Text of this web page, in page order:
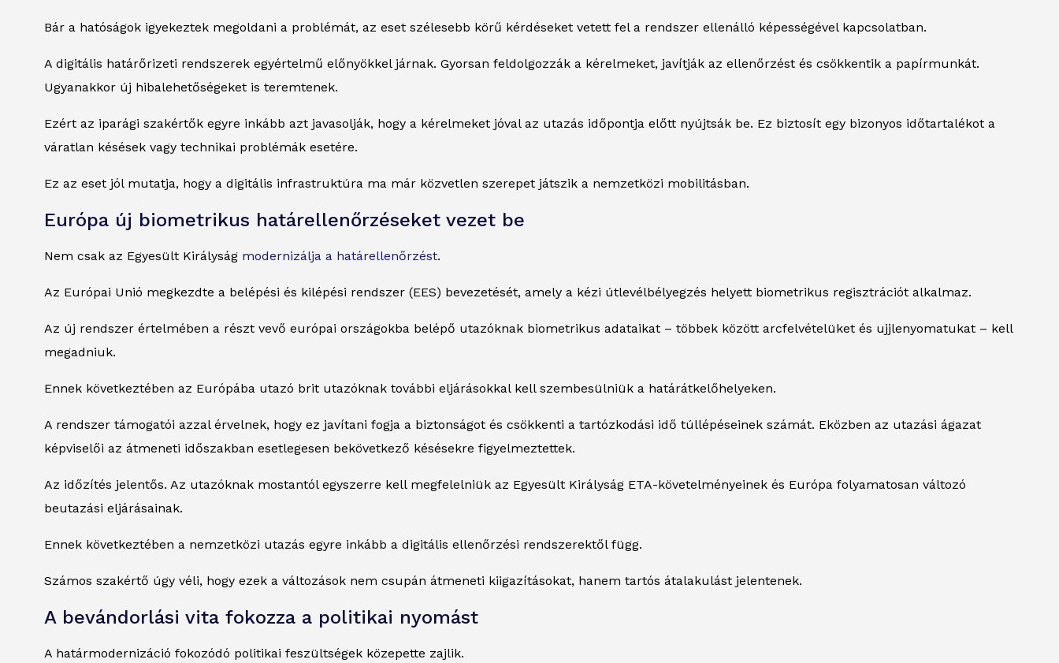
Bár a hatóságok igyekeztek megoldani a problémát, az eset szélesebb körű kérdéseket vetett fel a rendszer ellenálló képességével kapcsolatban.
A digitális határőrizeti rendszerek egyértelmű előnyökkel járnak. Gyorsan feldolgozzák a kérelmeket, javítják az ellenőrzést és csökkentik a papírmunkát.
Ugyanakkor új hibalehetőségeket is teremtenek.
Ezért az iparági szakértők egyre inkább azt javasolják, hogy a kérelmeket jóval az utazás időpontja előtt nyújtsák be. Ez biztosít egy bizonyos időtartalékot a
váratlan késések vagy technikai problémák esetére.
Ez az eset jól mutatja, hogy a digitális infrastruktúra ma már közvetlen szerepet játszik a nemzetközi mobilitásban.
Európa új biometrikus határellenőrzéseket vezet be
Nem csak az Egyesült Királyság modernizálja a határellenőrzést.
Az Európai Unió megkezdte a belépési és kilépési rendszer (EES) bevezetését, amely a kézi útlevélbélyegzés helyett biometrikus regisztrációt alkalmaz.
Az új rendszer értelmében a részt vevő európai országokba belépő utazóknak biometrikus adataikat – többek között arcfelvételüket és ujjlenyomatukat – kell
megadniuk.
Ennek következtében az Európába utazó brit utazóknak további eljárásokkal kell szembesülniük a határátkelőhelyeken.
A rendszer támogatói azzal érvelnek, hogy ez javítani fogja a biztonságot és csökkenti a tartózkodási idő túllépéseinek számát. Eközben az utazási ágazat
képviselői az átmeneti időszakban esetlegesen bekövetkező késésekre figyelmeztettek.
Az időzítés jelentős. Az utazóknak mostantól egyszerre kell megfelelniük az Egyesült Királyság ETA-követelményeinek és Európa folyamatosan változó
beutazási eljárásainak.
Ennek következtében a nemzetközi utazás egyre inkább a digitális ellenőrzési rendszerektől függ.
Számos szakértő úgy véli, hogy ezek a változások nem csupán átmeneti kiigazításokat, hanem tartós átalakulást jelentenek.
A bevándorlási vita fokozza a politikai nyomást
A határmodernizáció fokozódó politikai feszültségek közepette zajlik.